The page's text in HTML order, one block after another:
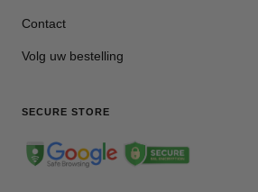
Contact
Volg uw bestelling
SECURE STORE